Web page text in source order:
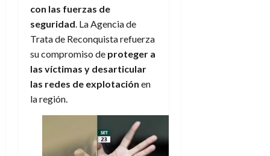
con las fuerzas de
seguridad . La Agencia de
Trata de Reconquista refuerza
su compromiso de proteger a
las víctimas y desarticular
las redes de explotación en
la región.